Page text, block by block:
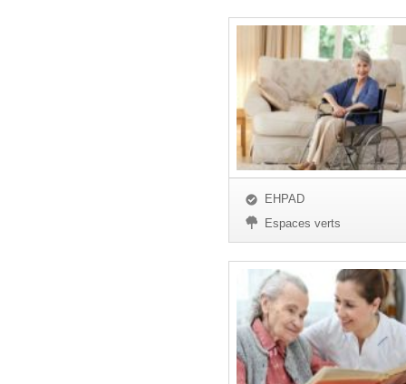
EHPAD
Espaces verts